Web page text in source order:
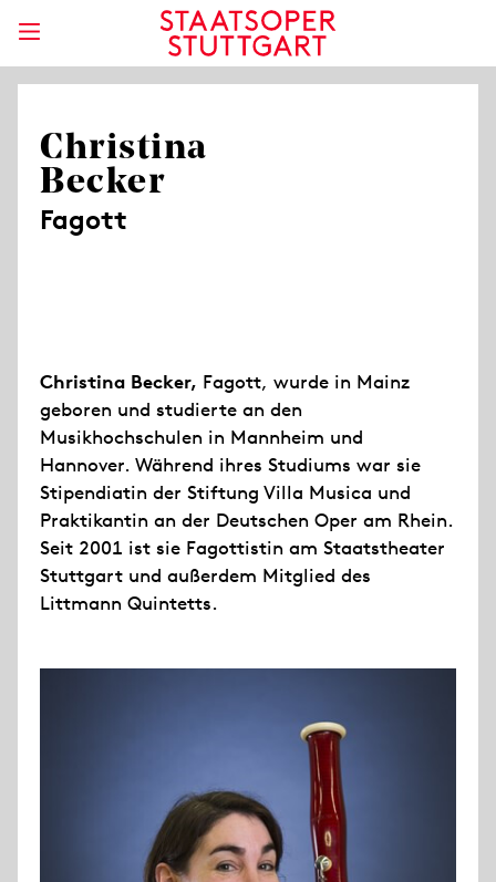
Christina
Becker
Fagott
Christina Becker, Fagott, wurde in Mainz
geboren und studierte an den
Musikhochschulen in Mannheim und
Hannover. Während ihres Studiums war sie
Stipendiatin der Stiftung Villa Musica und
Praktikantin an der Deutschen Oper am Rhein.
Seit 2001 ist sie Fagottistin am Staatstheater
Stuttgart und außerdem Mitglied des
Littmann Quintetts.